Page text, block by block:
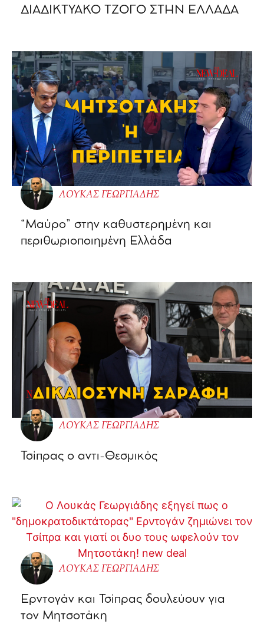
ΔΙΑΔΙΚΤΥΑΚΟ ΤΖΟΓΟ ΣΤΗΝ ΕΛΛΑΔΑ
ΛΟΥΚΑΣ ΓΕΩΡΓΙΑΔΗΣ
“Μαύρο” στην καθυστερημένη και
περιθωριοποιημένη Ελλάδα
ΛΟΥΚΑΣ ΓΕΩΡΓΙΑΔΗΣ
Τσίπρας ο αντι-Θεσμικός
ΛΟΥΚΑΣ ΓΕΩΡΓΙΑΔΗΣ
Ερντογάν και Τσίπρας δουλεύουν για
τον Μητσοτάκη